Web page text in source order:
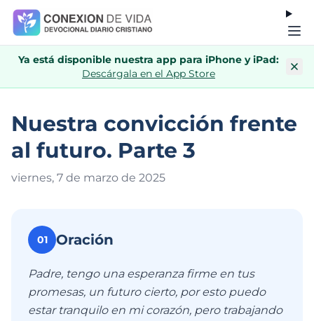
Ya está disponible nuestra app para iPhone y iPad:
Descárgala en el App Store
Nuestra convicción frente
al futuro. Parte 3
viernes, 7 de marzo de 2025
01 Oración
Padre, tengo una esperanza firme en tus
promesas, un futuro cierto, por esto puedo
estar tranquilo en mi corazón, pero trabajando